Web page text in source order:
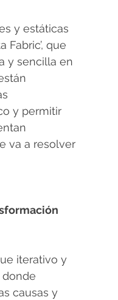
y estáticas
que
y sencilla en
y permitir
va a resolver
iterativo y
causas y